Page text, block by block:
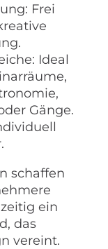
Frei
Ideal
Gänge.
schaffen
ein
das
vereint.